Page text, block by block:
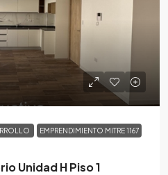
EMPRENDIMIENTO MITRE 1167
Unidad H Piso 1